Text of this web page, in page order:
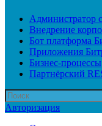
Администратор
Внедрение
Бот платформа
Приложения
Бизнес-процессы
Партнёрский
Авторизация